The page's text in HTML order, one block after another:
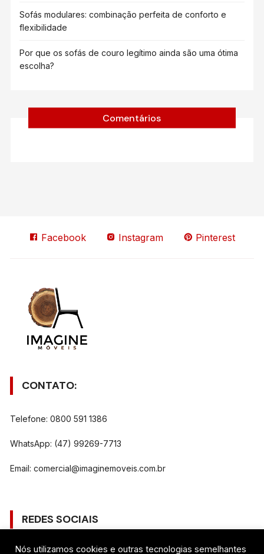
Sofás modulares: combinação perfeita de conforto e
flexibilidade
Por que os sofás de couro legítimo ainda são uma ótima
escolha?
Comentários
Facebook Instagram Pinterest
CONTATO:
Telefone: 0800 591 1386
WhatsApp: (47) 99269-7713
Email:comercial@imaginemoveis.com.br
REDES SOCIAIS
Nós utilizamos cookies e outras tecnologias semelhantes